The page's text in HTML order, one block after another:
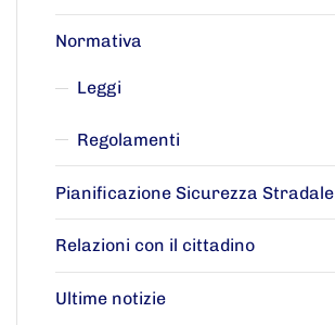
Normativa
Leggi
Regolamenti
Pianificazione Sicurezza Stradale
Relazioni con il cittadino
Ultime notizie